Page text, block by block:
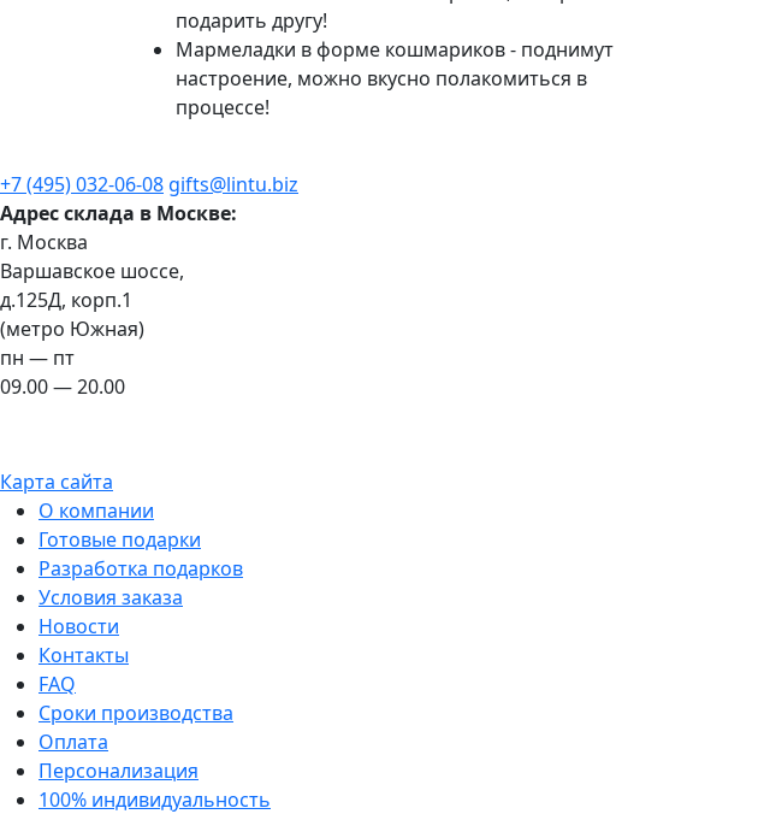
подарить другу!
Мармеладки в форме кошмариков - поднимут
настроение, можно вкусно полакомиться в
процессе!
+7 (495) 032-06-08 gifts@lintu.biz
Адрес склада в Москве:
г. Москва
Варшавское шоссе,
д.125Д, корп.1
(метро Южная)
пн — пт
09.00 — 20.00
Карта сайта
О компании
Готовые подарки
Разработка подарков
Условия заказа
Новости
Контакты
FAQ
Сроки производства
Оплата
Персонализация
100% индивидуальность